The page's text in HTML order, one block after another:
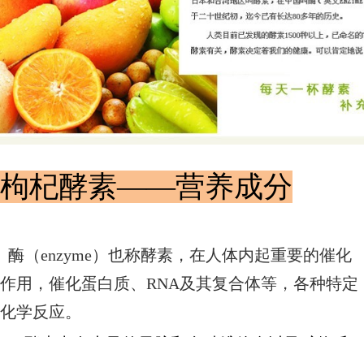
枸杞酵素——营养成分
酶（enzyme）也称酵素，在人体内起重要的催化
作用，催化蛋白质、RNA及其复合体等，各种特定
化学反应。